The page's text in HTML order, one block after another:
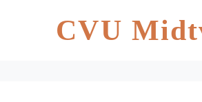
CVU